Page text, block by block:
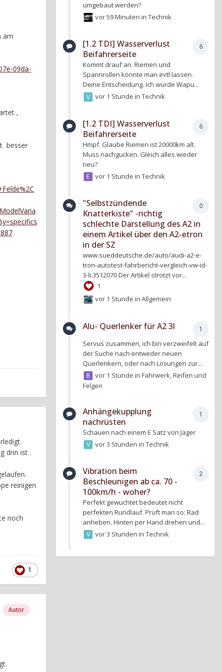
am
09da-
,
besser
drin ist .
reinigen
noch
1
Autor
umgebaut werden?
vor 59 MinuteninTechnik
6
[1.2 TDI] Wasserverlust
Beifahrerseite
Kommt drauf an. Riemen und
Spannrollen könnte man evtl lassen.
Deine Entscheidung. Ich würde Wapu...
vor 1 Stunde inTechnik
6
[1.2 TDI] Wasserverlust
Beifahrerseite
Hmpf. Glaube Riemen ist 20000km alt.
Muss nachgucken. Gleich alles wieder
neu?
vor 1 Stunde inTechnik
0
"Selbstzündende
Knatterkiste" -richtig
schlechte Darstellung des A2 in
einem Artikel über den A2-etron
in der SZ
www.sueddeutsche.de/auto/audi-a2-e-
tron-autotest-fahrbericht-vergleich-vw-id-
3-li.3512070 Der Artikel strotzt vor...
1
vor 1 Stunde inAllgemein
1
Alu- Querlenker für A2 3l
Servus zusammen, ich bin verzweifelt auf
der Suche nach entweder neuen
Querlenkern, oder nach Lösungen zur...
vor 1 Stunde inFahrwerk, Reifen und
Felgen
1
Anhängekupplung
nachrüsten
Schauen nach einem E Satz von Jäger
vor 3 Stunden inTechnik
2
Vibration beim
Beschleunigen ab ca. 70 -
100km/h - woher?
Perfekt gewuchtet bedeutet nicht
perfekten Rundlauf. Prüft man so: Rad
anheben. Hinten per Hand drehen und...
vor 3 Stunden inTechnik